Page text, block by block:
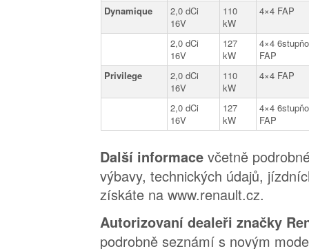
Dynamique
2,0 dCi
16V
110
kW
4×4 FAP
2,0 dCi
16V
127
kW
4×4
FAP
Privilege
2,0 dCi
16V
110
kW
4×4 FAP
2,0 dCi
16V
127
kW
4×4
FAP
Další informace včetně
výbavy, technických údajů,
získáte na www.renault.cz.
Autorizovaní dealeři značky
podrobně seznámí s novým